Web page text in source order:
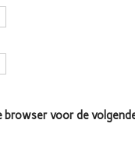
browser voor de